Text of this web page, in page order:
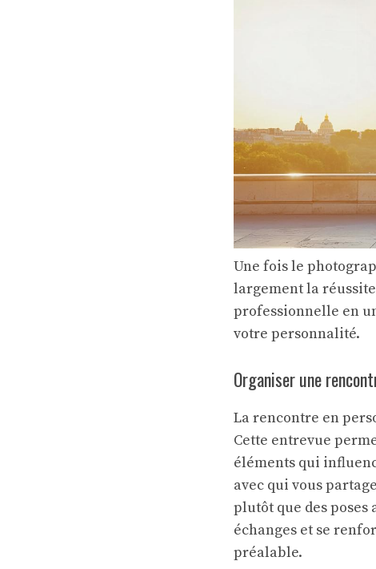
Une fois le
largement la
professionnelle en
votre personnalité.
Organiser une
La rencontre en
Cette entrevue
éléments qui
avec qui vous
plutôt que des
échanges et se
préalable.